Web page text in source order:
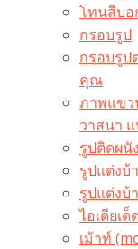
โทนสีบอ
กรอบรูป
กรอบรูป
คุณ
ภาพแขว
วาสนา
รูปติดผนั
รูปแต่งบ้
รูปแต่งบ้
ไอเดียเ
เม้าท์